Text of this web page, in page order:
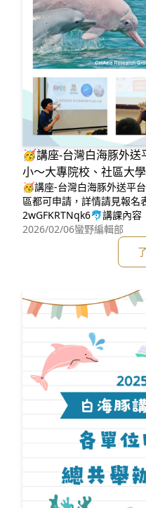
🥳講座-台灣白海豚外送
小～大專院校、社區大
🥳講座-台灣白海豚外送平
區都可申請，詳情請見報
2wGFKRTNqk6🐬講課內容
（生態環境）🌏申請對象：
社區🏫講課對象：國小～
述⏰講座時長：1-2堂課（
請單位安排，不限⏳️聽講時
2026/02/06蠻野編輯部